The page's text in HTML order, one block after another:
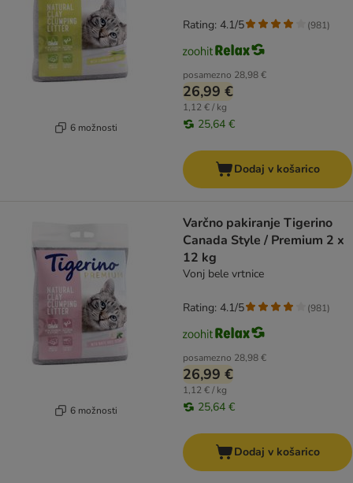
6 možnosti
posamezno 28,98 €
26,99 €
1,12 € / kg
25,64 €
Rating: 4.1/5 (981)
Dodaj v košarico
6 možnosti
Varčno pakiranje Tigerino
Canada Style / Premium 2 x
12 kg
Vonj bele vrtnice
posamezno 28,98 €
26,99 €
1,12 € / kg
25,64 €
Rating: 4.1/5 (981)
Dodaj v košarico